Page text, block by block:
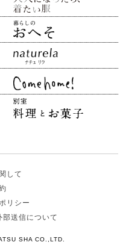
して
リシー
送信について
SHA CO.,LTD.